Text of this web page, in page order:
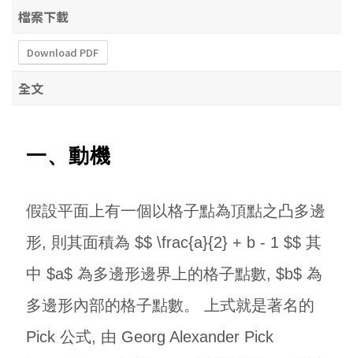
檔案下載
Download PDF
全文
一、動機
假設平面上有一個以格子點為頂點之凸多邊
形, 則其面積為 $$ \frac{a}{2} + b - 1 $$ 其
中 $a$ 為多邊形邊界上的格子點數, $b$ 為
多邊形內部的格子點數。 上式就是著名的
Pick 公式, 由 Georg Alexander Pick